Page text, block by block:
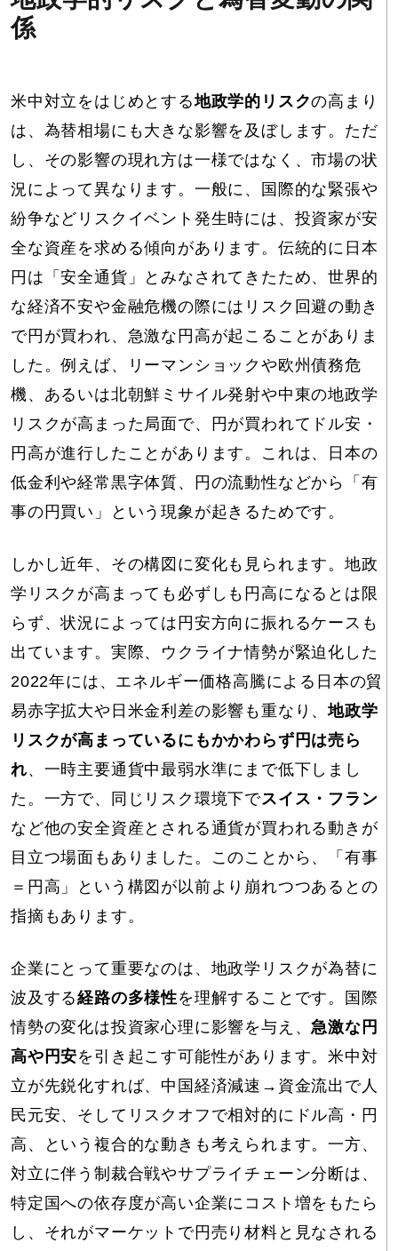
係
米中対立をはじめとする地政学的リスクの高まり
は、為替相場にも大きな影響を及ぼします。ただ
し、その影響の現れ方は一様ではなく、市場の状
況によって異なります。一般に、国際的な緊張や
紛争などリスクイベント発生時には、投資家が安
全な資産を求める傾向があります。伝統的に日本
円は「安全通貨」とみなされてきたため、世界的
な経済不安や金融危機の際にはリスク回避の動き
で円が買われ、急激な円高が起こることがありま
した。例えば、リーマンショックや欧州債務危
機、あるいは北朝鮮ミサイル発射や中東の地政学
リスクが高まった局面で、円が買われてドル安・
円高が進行したことがあります。これは、日本の
低金利や経常黒字体質、円の流動性などから「有
事の円買い」という現象が起きるためです。
しかし近年、その構図に変化も見られます。地政
学リスクが高まっても必ずしも円高になるとは限
らず、状況によっては円安方向に振れるケースも
出ています。実際、ウクライナ情勢が緊迫化した
2022年には、エネルギー価格高騰による日本の貿
易赤字拡大や日米金利差の影響も重なり、地政学
リスクが高まっているにもかかわらず円は売ら
れ、一時主要通貨中最弱水準にまで低下しまし
た。一方で、同じリスク環境下でスイス・フラン
など他の安全資産とされる通貨が買われる動きが
目立つ場面もありました。このことから、「有事
＝円高」という構図が以前より崩れつつあるとの
指摘もあります。
企業にとって重要なのは、地政学リスクが為替に
波及する経路の多様性を理解することです。国際
情勢の変化は投資家心理に影響を与え、急激な円
高や円安を引き起こす可能性があります。米中対
立が先鋭化すれば、中国経済減速→資金流出で人
民元安、そしてリスクオフで相対的にドル高・円
高、という複合的な動きも考えられます。一方、
対立に伴う制裁合戦やサプライチェーン分断は、
特定国への依存度が高い企業にコスト増をもたら
し、それがマーケットで円売り材料と見なされる